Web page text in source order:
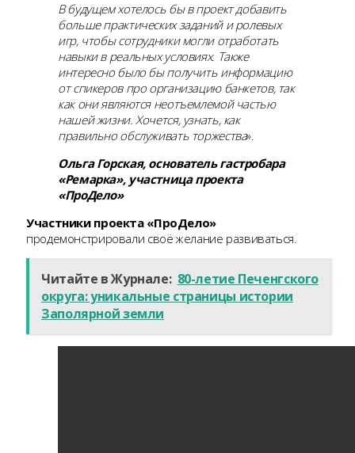
В будущем хотелось бы в проект добавить
больше практических заданий и ролевых
игр, чтобы сотрудники могли отработать
навыки в реальных условиях. Также
интересно было бы получить информацию
от спикеров про организацию банкетов, так
как они являются неотъемлемой частью
нашей жизни. Хочется, узнать, как
правильно обслуживать торжества».
Ольга Горская, основатель гастробара
«Ремарка», участница проекта
«ПроДело»
Участники проекта «ПроДело»
продемонстрировали своё желание развиваться.
Читайте в Журнале: 80-летие Печенгского
округа: уникальные страницы истории
Заполярной земли